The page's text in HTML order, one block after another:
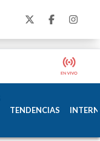
TENDENCIAS